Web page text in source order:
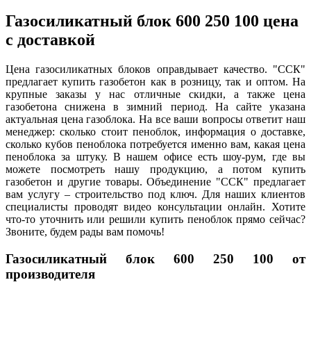
Газосиликатный блок 600 250 100 цена
с доставкой
Цена газосиликатных блоков оправдывает качество. "ССК"
предлагает купить газобетон как в розницу, так и оптом. На
крупные заказы у нас отличные скидки, а также цена
газобетона снижена в зимний период. На сайте указана
актуальная цена газоблока. На все ваши вопросы ответит наш
менеджер: сколько стоит пеноблок, информация о доставке,
сколько кубов пеноблока потребуется именно вам, какая цена
пеноблока за штуку. В нашем офисе есть шоу-рум, где вы
можете посмотреть нашу продукцию, а потом купить
газобетон и другие товары. Объединение "ССК" предлагает
вам услугу – строительство под ключ. Для наших клиентов
специалисты проводят видео консультации онлайн. Хотите
что-то уточнить или решили купить пеноблок прямо сейчас?
Звоните, будем рады вам помочь!
Газосиликатный блок 600 250 100 от
производителя